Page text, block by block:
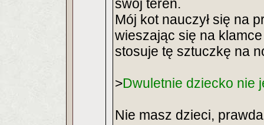
swój teren.
Mój kot nauczył się na
wieszając się na
stosuje tę sztuczkę na
>Dwuletnie dziecko nie
Nie masz dzieci,